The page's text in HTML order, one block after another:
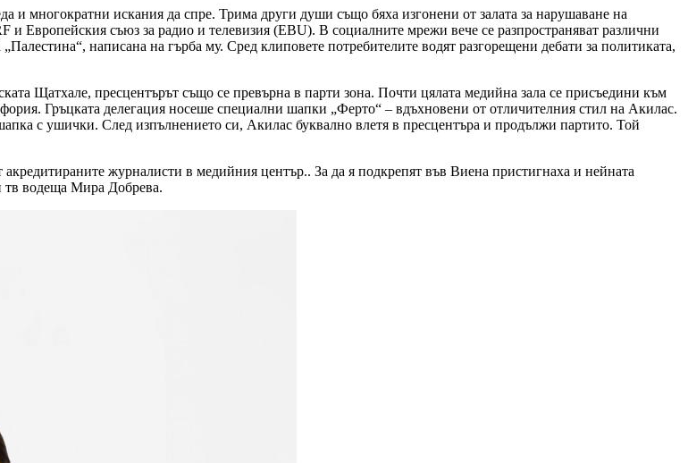
и многократни искания да спре. Трима други души също бяха изгонени от залата за нарушаване на
Европейския съюз за радио и телевизия (EBU). В социалните мрежи вече се разпространяват различни
написана на гърба му. Сред клиповете потребителите водят разгорещени дебати за политиката,
Щатхале, пресцентърът също се превърна в парти зона. Почти цялата медийна зала се присъедини към
Гръцката делегация носеше специални шапки „Ферто“ – вдъхновени от отличителния стил на Акилас.
с ушички. След изпълнението си, Акилас буквално влетя в пресцентъра и продължи партито. Той
журналисти в медийния център.. За да я подкрепят във Виена пристигнаха и нейната
тв водеща Мира Добрева.